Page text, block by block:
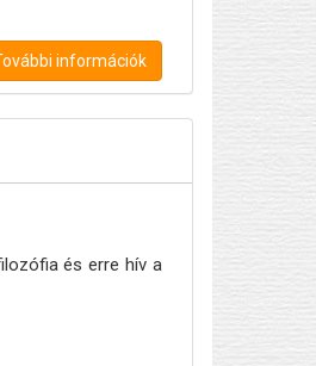
információk
és erre hív a